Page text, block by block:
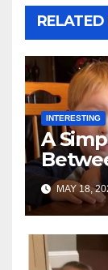
INTERESTING
A
MAY 18,